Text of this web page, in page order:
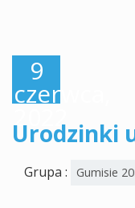
9
czerwca,
2022
Urodzinki
Grupa : Gumisie